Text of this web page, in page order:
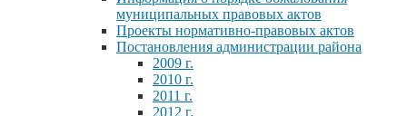
муниципальных правовых актов
Проекты нормативно-правовых актов
Постановления администрации района
2009 г.
2010 г.
2011 г.
2012 г.